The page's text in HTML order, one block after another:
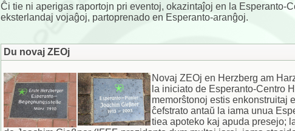
Ĉi tie ni aperigas raportojn pri eventoj, okazintaĵoj en la Esperanto-
eksterlandaj vojaĝoj, partoprenado en Esperanto-aranĝoj.
Du novaj ZEOj
Novaj ZEOj en Herzberg am
la iniciato de Esperanto-Centro
memorŝtonoj estis enkonstruitaj
ĉefstrato antaŭ la iama unua
tiea apoteko kaj apuda presejo;